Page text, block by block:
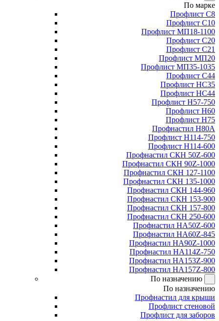
По марке
Профлист С8
Профлист С10
Профлист МП18-1100
Профлист С20
Профлист С21
Профлист МП20
Профлист МП35-1035
Профлист С44
Профлист НС35
Профлист НС44
Профлист Н57-750
Профлист Н60
Профлист Н75
Профнастил Н80А
Профлист Н114-750
Профлист Н114-600
Профнастил СКН 50Z-600
Профнастил СКН 90Z-1000
Профнастил СКН 127-1100
Профнастил СКН 135-1000
Профнастил СКН 144-960
Профнастил СКН 153-900
Профнастил СКН 157-800
Профнастил СКН 250-600
Профнастил НА50Z-600
Профнастил НА60Z-845
Профнастил НА90Z-1000
Профнастил НА114Z-750
Профнастил НА153Z-900
Профнастил НА157Z-800
По назначению
По назначению
Профнастил для крыши
Профлист стеновой
Профлист для заборов